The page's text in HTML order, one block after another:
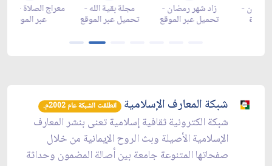
مجلة بقية الله -
تحميل عبر الموقع
زاد شهر رمضان -
تحميل عبر الموقع
زاد شهر رمضان -
appstore
شبكة المعارف الإسلامية انطلقت الشبكة عام 2002م.
شبكة الكترونية ثقافية إسلامية تعنى بنشر المعارف
الإسلامية الأصيلة وبث الروح الإيمانية من خلال
صفحاتها المتنوعة جامعة بين أصالة المضمون وحداثة